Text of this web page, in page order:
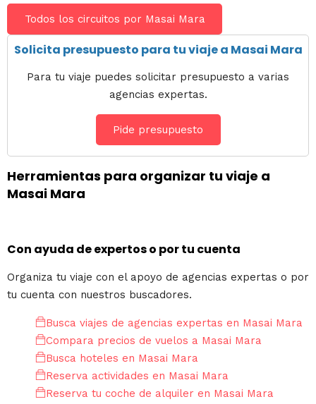
Todos los circuitos por Masai Mara
Solicita presupuesto para tu viaje a Masai Mara
Para tu viaje puedes solicitar presupuesto a varias
agencias expertas.
Pide presupuesto
Herramientas para organizar tu viaje a
Masai Mara
Con ayuda de expertos o por tu cuenta
Organiza tu viaje con el apoyo de agencias expertas o por
tu cuenta con nuestros buscadores.
Busca viajes de agencias expertas en Masai Mara
Compara precios de vuelos a Masai Mara
Busca hoteles en Masai Mara
Reserva actividades en Masai Mara
Reserva tu coche de alquiler en Masai Mara